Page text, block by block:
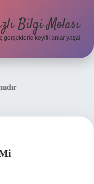
Bilgi Molası
gerçeklerle keyifli anlar yaşa!